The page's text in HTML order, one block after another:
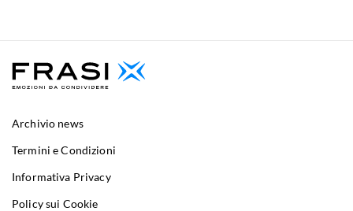
Archivio news
Termini e Condizioni
Informativa Privacy
Policy sui Cookie